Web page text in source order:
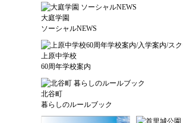
大庭学園
ソーシャルNEWS
上原中学校
60周年学校案内
北谷町
暮らしのルールブック